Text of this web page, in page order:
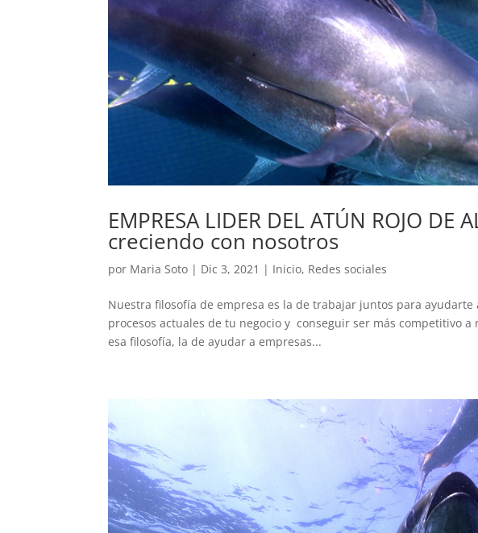
EMPRESA LIDER DEL ATÚN ROJO DE
creciendo con nosotros
por Maria Soto | Dic 3, 2021 | Inicio, Redes sociales
Nuestra filosofía de empresa es la de trabajar juntos para
procesos actuales de tu negocio y conseguir ser más competitivo
esa filosofía, la de ayudar a empresas...